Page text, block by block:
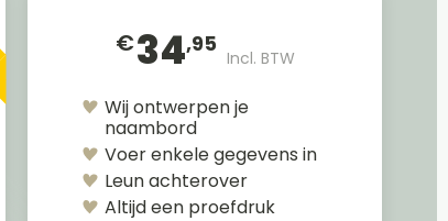
€34,95
Incl. BTW
Wij ontwerpen je
naambord
Voer enkele gegevens in
Leun achterover
Altijd een proefdruk